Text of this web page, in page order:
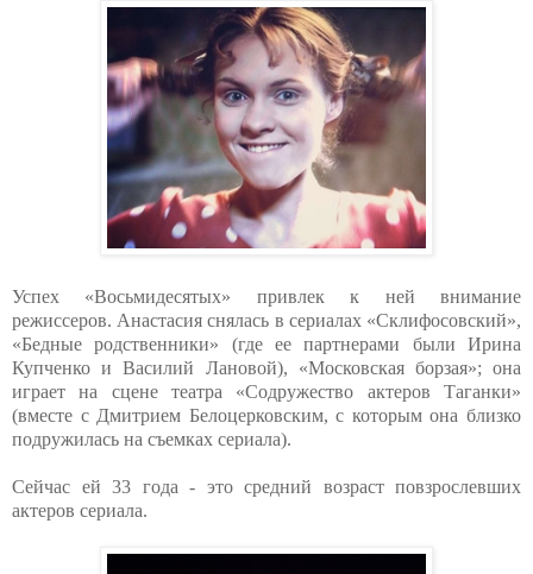
Успех «Восьмидесятых» привлек к ней внимание
режиссеров. Анастасия снялась в сериалах «Склифосовский»,
«Бедные родственники» (где ее партнерами были Ирина
Купченко и Василий Лановой), «Московская борзая»; она
играет на сцене театра «Содружество актеров Таганки»
(вместе с Дмитрием Белоцерковским, с которым она близко
подружилась на съемках сериала).
Сейчас ей 33 года - это средний возраст повзрослевших
актеров сериала.